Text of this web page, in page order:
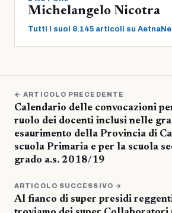
Michelangelo Nicotra
Tutti i suoi 8.145 articoli su
← ARTICOLO PRECEDENTE
Calendario delle convocazioni
ruolo dei docenti inclusi nelle
esaurimento della Provincia di
scuola Primaria e per la scuola
grado a.s. 2018/19
ARTICOLO SUCCESSIVO →
Al fianco di super presidi